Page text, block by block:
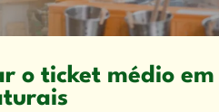
o ticket médio